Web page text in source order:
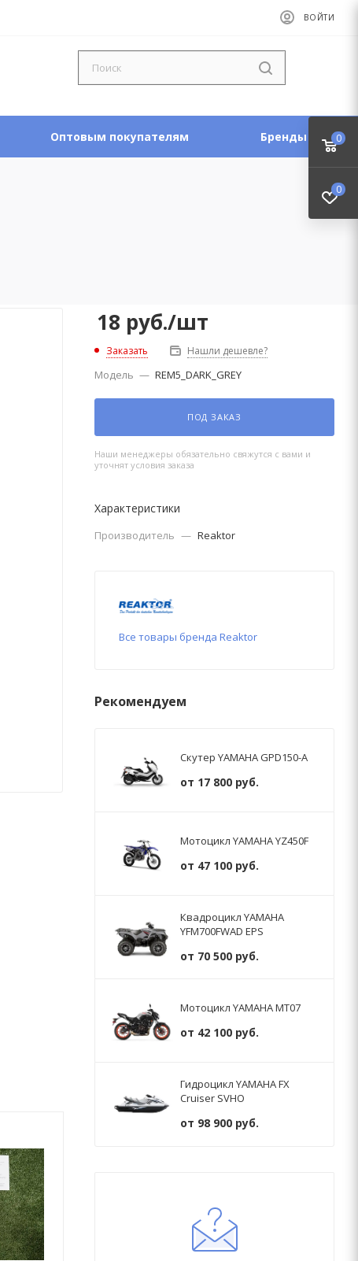
ВОЙТИ
Оптовым покупателям Бренды
18 руб./шт
Заказать Нашли дешевле?
Модель — REM5_DARK_GREY
ПОД ЗАКАЗ
Наши менеджеры обязательно свяжутся с вами и
уточнят условия заказа
Характеристики
Производитель — Reaktor
Все товары бренда Reaktor
Рекомендуем
Скутер YAMAHA GPD150-A
от 17 800 руб.
Мотоцикл YAMAHA YZ450F
от 47 100 руб.
Квадроцикл YAMAHA
YFM700FWAD EPS
от 70 500 руб.
Мотоцикл YAMAHA MT07
от 42 100 руб.
Гидроцикл YAMAHA FX
Cruiser SVHO
от 98 900 руб.
0
0